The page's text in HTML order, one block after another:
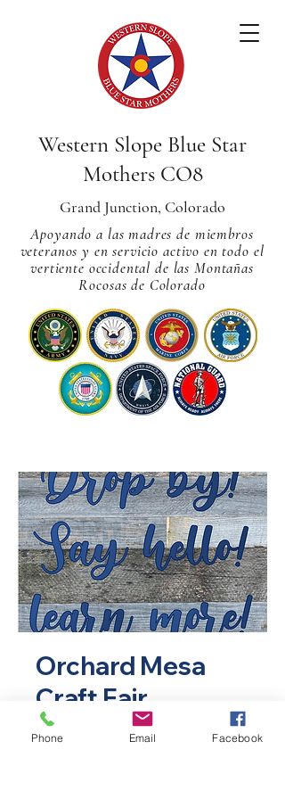
Western Slope Blue Star
Mothers CO8
Grand Junction, Colorado
Apoyando a las madres de miembros
veteranos y en servicio activo en todo el
vertiente occidental de las Montañas
Rocosas de Colorado
Orchard Mesa
Craft Fair
sáb 02 de oct
  |
Orchard Mesa
Baptist Church
Phone Email Facebook